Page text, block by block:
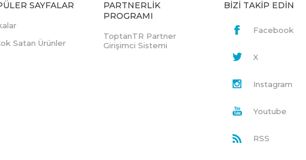
SAYFALAR
Satan Ürünler
PARTNERLIK
PROGRAMI
ToptanTR Partner
Girişimci Sistemi
BİZİ TAKİP EDİN
Facebook
X
Instagram
Youtube
RSS